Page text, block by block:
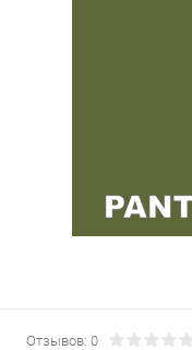
Отзывов: 0